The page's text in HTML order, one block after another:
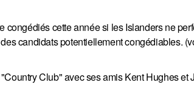
cette année si les Islanders ne
candidats potentiellement congédiables.
Club" avec ses amis Kent Hughes et